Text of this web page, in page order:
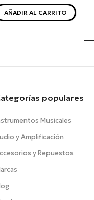
AÑADIR AL CARRITO
populares
Musicales
y Amplificación
y Repuestos